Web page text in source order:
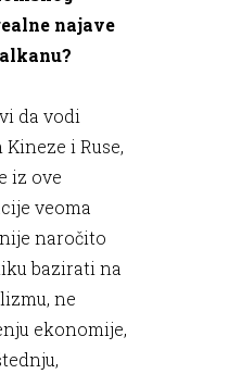
najave
da vodi
i Ruse,
iz ove
veoma
naročito
bazirati na
ne
ekonomije,